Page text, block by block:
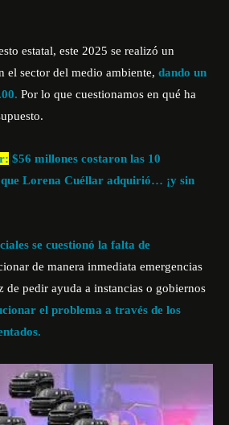
estatal, este 2025 se realizó un
el sector del medio ambiente, dando un
Por lo que cuestionamos en qué ha
$56 millones costaron las 10
Lorena Cuéllar adquirió… ¡y sin
se cuestionó la falta de
de manera inmediata emergencias
de pedir ayuda a instancias o gobiernos
el problema a través de los